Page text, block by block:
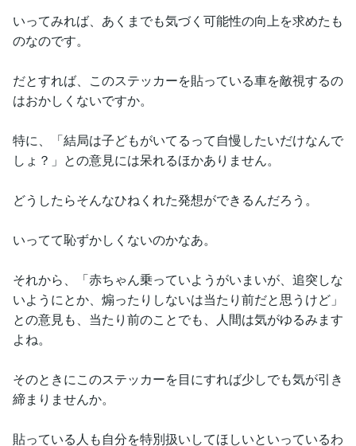
いってみれば、あくまでも気づく可能性の向上を求めたも
のなのです。
だとすれば、このステッカーを貼っている車を敵視するの
はおかしくないですか。
特に、「結局は子どもがいてるって自慢したいだけなんで
しょ？」との意見には呆れるほかありません。
どうしたらそんなひねくれた発想ができるんだろう。
いってて恥ずかしくないのかなあ。
それから、「赤ちゃん乗っていようがいまいが、追突しな
いようにとか、煽ったりしないは当たり前だと思うけど」
との意見も、当たり前のことでも、人間は気がゆるみます
よね。
そのときにこのステッカーを目にすれば少しでも気が引き
締まりませんか。
貼っている人も自分を特別扱いしてほしいといっているわ